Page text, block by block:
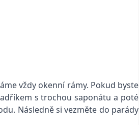
vždy okenní rámy. Pokud byste
s trochou saponátu a poté
Následně si vezměte do parády